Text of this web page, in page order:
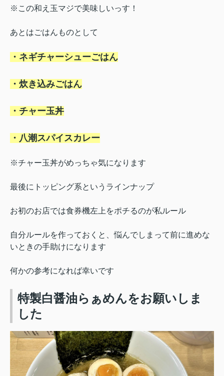
※この和え玉マジで美味しいっす！
あとはごはんものとして
・ネギチャーシューごはん
・炊き込みごはん
・チャー玉丼
・八潮スパイスカレー
※チャー玉丼がめっちゃ気になります
最後にトッピング系というラインナップ
お初のお店では食券機左上をポチるのが私ルール
自分ルールを作っておくと、悩んでしまって前に進めな
いときの手助けになります
何かの参考になれば幸いです
特製白醤油らぁめんをお願いしま
した